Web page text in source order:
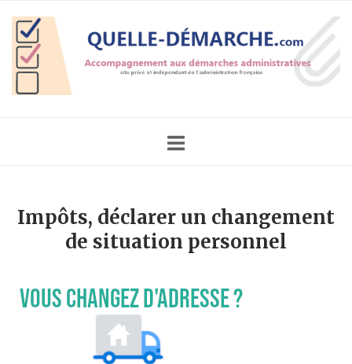
content
Home
Impôts, déclarer un changement
de situation personnel